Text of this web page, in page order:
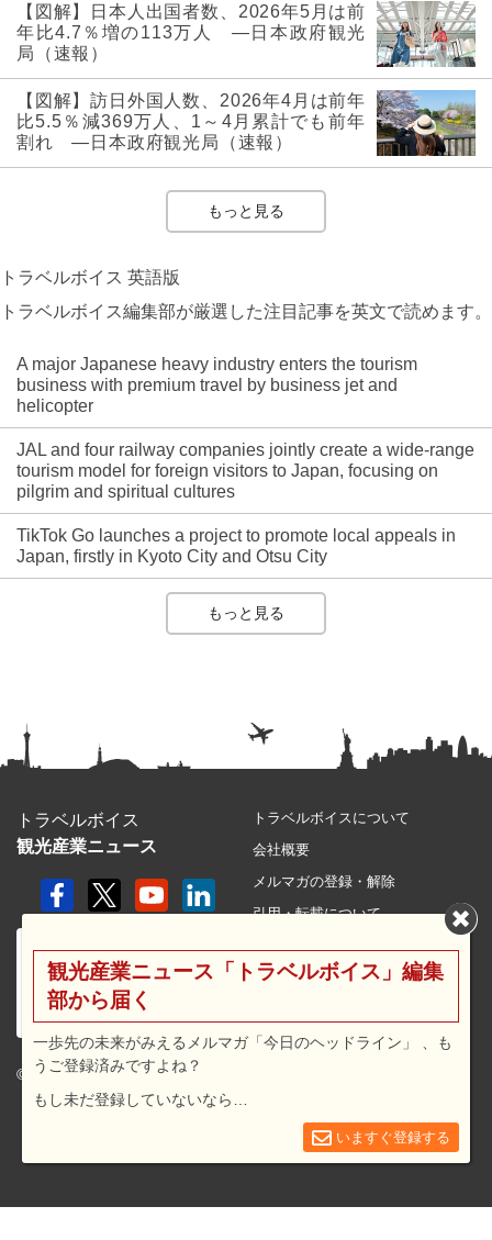
【図解】日本人出国者数、2026年5月は前
年比4.7％増の113万人 ―日本政府観光
局（速報）
【図解】訪日外国人数、2026年4月は前年
比5.5％減369万人、1～4月累計でも前年
割れ ―日本政府観光局（速報）
もっと見る
トラベルボイス 英語版
トラベルボイス編集部が厳選した注目記事を英文で読めます。
A major Japanese heavy industry enters the tourism
business with premium travel by business jet and
helicopter
JAL and four railway companies jointly create a wide-range
tourism model for foreign visitors to Japan, focusing on
pilgrim and spiritual cultures
TikTok Go launches a project to promote local appeals in
Japan, firstly in Kyoto City and Otsu City
もっと見る
トラベルボイス
観光産業ニュース
© 2026 travel voice.
トラベルボイスについて
会社概要
メルマガの登録・解除
引用・転載について
利用規約
広告メニュー・料金
観光産業ニュース「トラベルボイス」編集
部から届く
一歩先の未来がみえるメルマガ「今日のヘッドライン」 、も
うご登録済みですよね？
もし未だ登録していないなら…
いますぐ登録する